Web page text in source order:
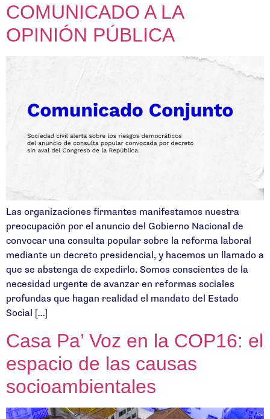
COMUNICADO A LA
OPINIÓN PÚBLICA
Las organizaciones firmantes manifestamos nuestra
preocupación por el anuncio del Gobierno Nacional de
convocar una consulta popular sobre la reforma laboral
mediante un decreto presidencial, y hacemos un llamado a
que se abstenga de expedirlo. Somos conscientes de la
necesidad urgente de avanzar en reformas sociales
profundas que hagan realidad el mandato del Estado
Social […]
Casa Pa’ Voz en la COP16: el
espacio de las causas
socioambientales